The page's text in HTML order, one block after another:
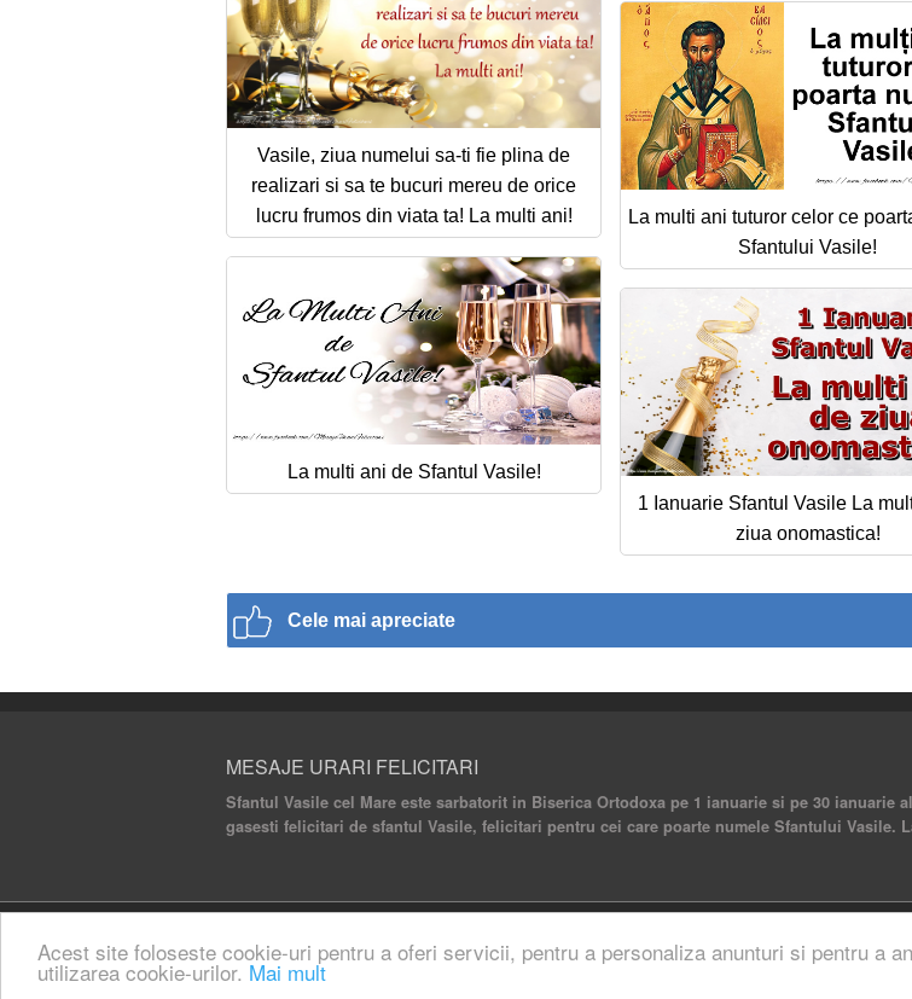
Acest site foloseste cookie-uri pentru a oferi servicii, pentru a personaliza anunturi si pentru a
utilizarea cookie-urilor. Mai mult
Vasile, ziua numelui sa-ti fie plina de
realizari si sa te bucuri mereu de orice
lucru frumos din viata ta! La multi ani!
La multi ani tuturor celor ce
Sfantului Vasile!
La multi ani de Sfantul Vasile!
1 Ianuarie Sfantul Vasile La
ziua onomastica!
Cele mai apreciate
MESAJE URARI FELICITARI
Sfantul Vasile cel Mare este sarbatorit in Biserica Ortodoxa pe 1 ianuarie si pe 30
gasesti felicitari de sfantul Vasile, felicitari pentru cei care poarte numele Sfantului Vasile.